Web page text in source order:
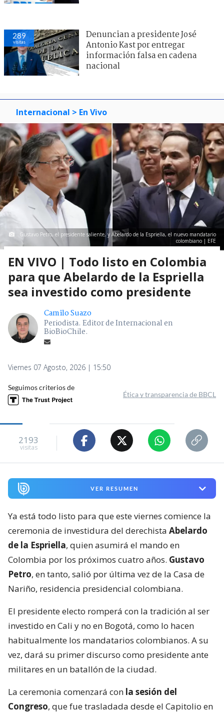
289
visitas
Denuncian a presidente José
Antonio Kast por entregar
información falsa en cadena
nacional
Internacional > En Vivo
Gustavo Petro, el presidente saliente, y Abelardo de la Espriella, el nuevo mandatario
colombiano | EFE
EN VIVO | Todo listo en Colombia
para que Abelardo de la Espriella
sea investido como presidente
Camilo Suazo
Periodista. Editor de Internacional en
BioBioChile.
Viernes 07 Agosto, 2026 | 15:50
Seguimos criterios de
Ética y transparencia de BBCL
2193
visitas
VER RESUMEN
Ya está todo listo para que este viernes comience la
ceremonia de investidura del derechista Abelardo
de la Espriella, quien asumirá el mando en
Colombia por los próximos cuatro años. Gustavo
Petro, en tanto, salió por última vez de la Casa de
Nariño, residencia presidencial colombiana.
El presidente electo romperá con la tradición al ser
investido en Cali y no en Bogotá, como lo hacen
habitualmente los mandatarios colombianos. A su
vez, dará su primer discurso como presidente ante
militares en un batallón de la ciudad.
La ceremonia comenzará con la sesión del
Congreso, que fue trasladada desde el Capitolio en